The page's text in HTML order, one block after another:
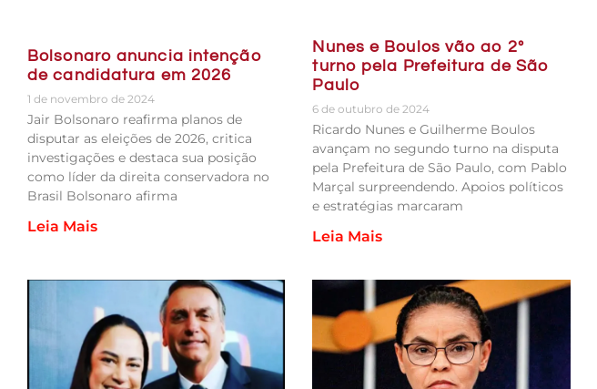
Bolsonaro anuncia intenção
de candidatura em 2026
1 de novembro de 2024
Jair Bolsonaro reafirma planos de
disputar as eleições de 2026, critica
investigações e destaca sua posição
como líder da direita conservadora no
Brasil Bolsonaro afirma
Leia Mais
Nunes e Boulos vão ao 2º
turno pela Prefeitura de São
Paulo
6 de outubro de 2024
Ricardo Nunes e Guilherme Boulos
avançam no segundo turno na disputa
pela Prefeitura de São Paulo, com Pablo
Marçal surpreendendo. Apoios políticos
e estratégias marcaram
Leia Mais